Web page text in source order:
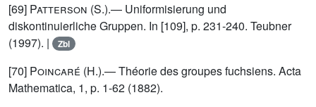
[69] Patterson (S.).— Uniformisierung und
diskontinuierliche Gruppen. In [109], p. 231-240. Teubner
(1997). |
Zbl
[70] Poincaré (H.).— Théorie des groupes fuchsiens. Acta
Mathematica, 1, p. 1-62 (1882).